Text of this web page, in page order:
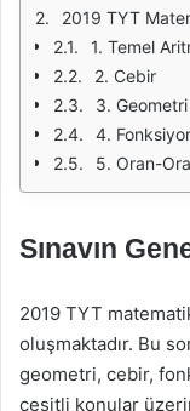
2019 TYT
1. Temel
2. Cebir
3. Geometri
4.
5. Oran-
Sınavın
2019 TYT
oluşmaktadır. Bu
geometri, cebir,
çeşitli konular